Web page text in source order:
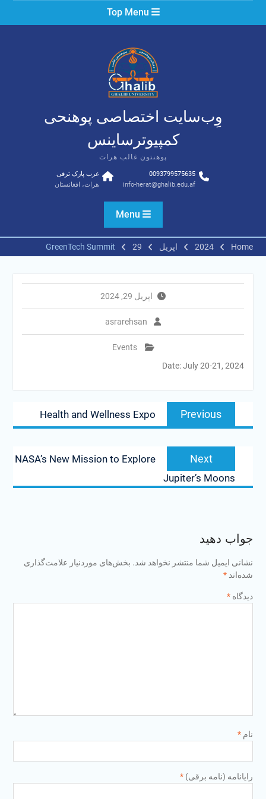
Top Menu
وِب‌سایت اختصاصی پوهنحی
کمپیوترساینس
پوهنتون غالب هرات
0093799575635
info-herat@ghalib.edu.af
غرب پارک ترقی
هرات، افغانستان
Menu
Home
2024 اپریل 29
GreenTech Summit
اپریل 29, 2024
asrarehsan
Events
Date: July 20-21, 2024
پیمایش
مشارکتPrevious
post:
Health and Wellness Expo
Next
Next
post:
NASA’s New Mission to Explore
Jupiter’s Moons
جواب دهید
نشانی ایمیل شما منتشر نخواهد شد. بخش‌های موردنیاز علامت‌گذاری
شده‌اند *
دیدگاه *
نام *
رایانامه (نامه برقی) *